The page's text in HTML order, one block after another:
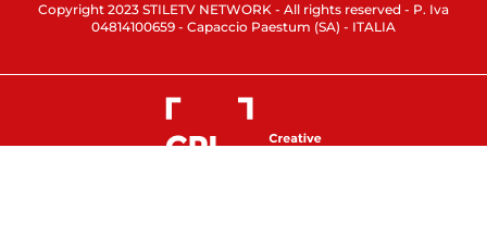
Copyright 2023 STILETV NETWORK - All rights reserved - P. Iva
04814100659 - Capaccio Paestum (SA) - ITALIA